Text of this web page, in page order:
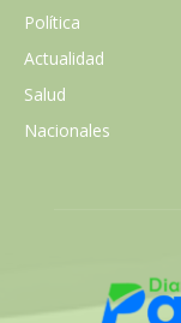
Política
Actualidad
Salud
Nacionales